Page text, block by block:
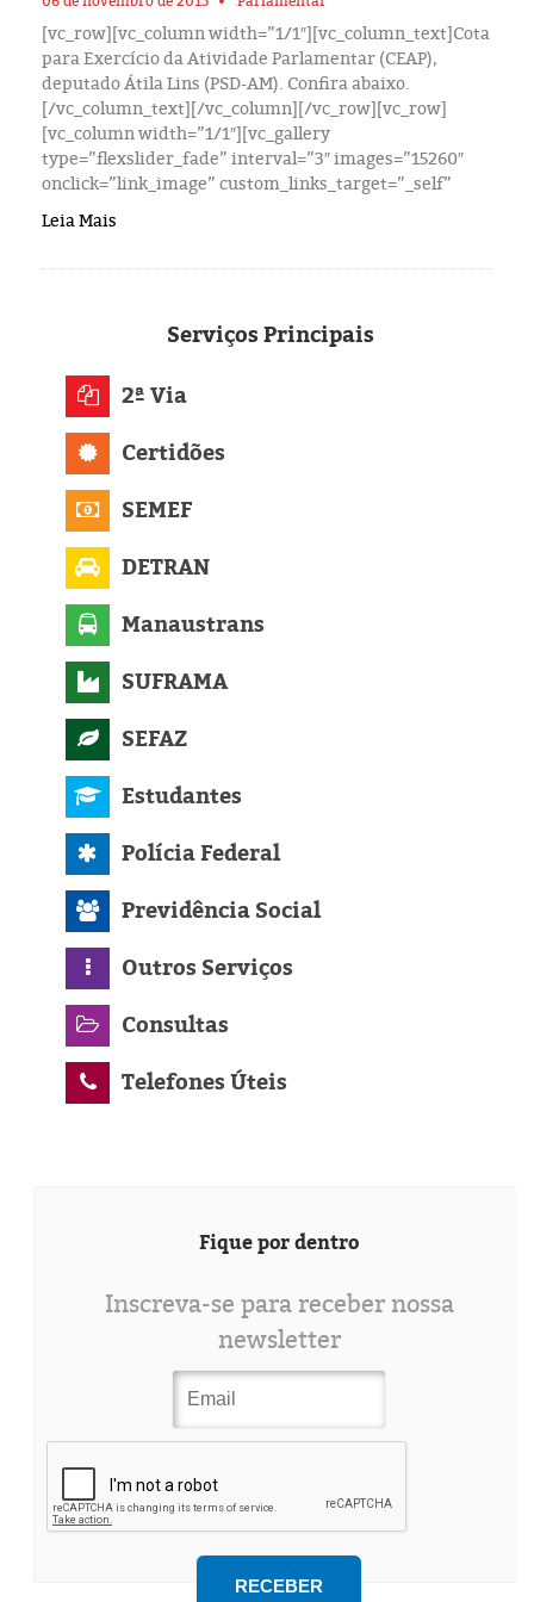
[vc_row][vc_column width=”1/1″][vc_column_text]Cota
para Exercício da Atividade Parlamentar (CEAP),
deputado Átila Lins (PSD-AM). Confira abaixo.
[/vc_column_text][/vc_column][/vc_row][vc_row]
[vc_column width=”1/1″][vc_gallery
type=”flexslider_fade” interval=”3″ images=”15260″
onclick=”link_image” custom_links_target=”_self”
Leia Mais
ServiçosPrincipais
2ª Via
Certidões
SEMEF
DETRAN
Manaustrans
SUFRAMA
SEFAZ
Estudantes
Polícia Federal
Previdência Social
Outros Serviços
Consultas
Telefones Úteis
Fique por dentro
Inscreva-se para receber nossa
newsletter